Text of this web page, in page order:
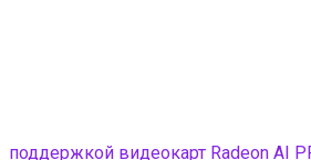
поддержкой видеокарт Radeon AI